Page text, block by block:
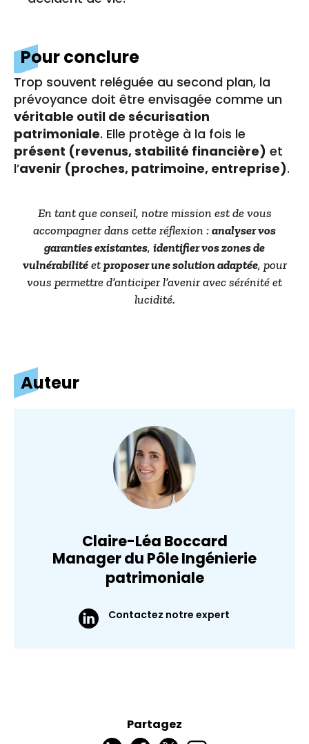
Pour conclure
Trop souvent reléguée au second plan, la
prévoyance doit être envisagée comme un
véritable outil de sécurisation
patrimoniale. Elle protège à la fois le
présent (revenus, stabilité financière) et
l’avenir (proches, patrimoine, entreprise).
En tant que conseil, notre mission est de vous
accompagner dans cette réflexion :analyser vos
garanties existantes, identifier vos zones de
vulnérabilitéetproposer une solution adaptée, pour
vous permettre d’anticiper l’avenir avec sérénité et
lucidité.
Auteur
Claire-Léa Boccard
Manager du Pôle Ingénierie
patrimoniale
Contactez notre expert
Partagez